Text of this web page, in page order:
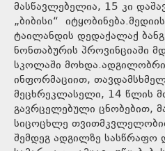
მასწავლებელია, 15 კი
„ბიბისი“
ტაილანდის დედაქალაქ
ნონთაბურის პროვინციაში
სკოლაში
ინფორმაციით,
მეცხრეკლასელი, 14 წლის
გავრცელებული ცნობებით,
სიცოცხლე
შემდეგ ადგილზე სასწრაფო